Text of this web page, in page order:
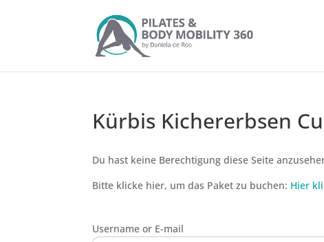
Kürbis Kichererbsen
Du hast keine Berechtigung diese Seite
Bitte klicke hier, um das Paket zu buchen: Hier
Username or E-mail